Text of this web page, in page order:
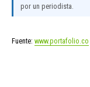
por un periodista.
Fuente: www.portafolio.co